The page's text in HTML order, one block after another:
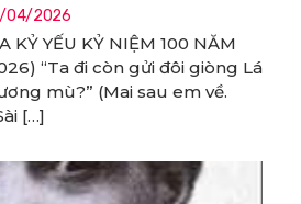
04/2026
KỶ YẾU KỶ NIỆM 100 NĂM
“Ta đi còn gửi đôi giòng Lá
mù?” (Mai sau em về.
[…]